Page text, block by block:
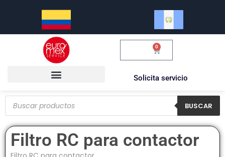
0
Solicita servicio
BUSCAR
Filtro RC para contactor